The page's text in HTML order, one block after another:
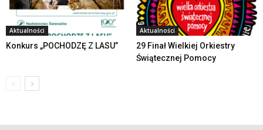
Aktualności
Konkurs „POCHODZĘ Z LASU”
Aktualności
29 Finał Wielkiej Orkiestry
Świątecznej Pomocy